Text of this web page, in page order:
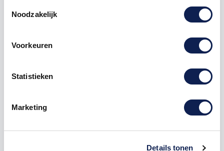
Noodzakelijk
Voorkeuren
Statistieken
Marketing
Details tonen
Te bestellen vanaf een hoogte van 1 cm tot 120 cm
hoe langer de sticker.
letter stickers